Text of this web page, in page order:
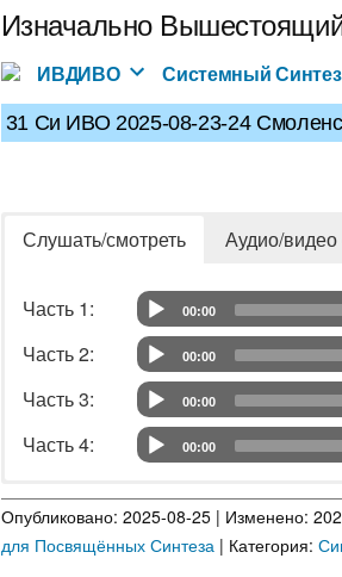
Перейти
к
содержимому
Изначально
ИВДИВО Системный Синтез
31 Си ИВО 2025-08-23-24
Слушать/смотреть Аудио/видео
Audio Player 00:00
Audio Player 00:00
Audio Player 00:00
Audio Player 00:00
Часть 1:Аудио
Часть 2:Аудио
Часть 3:Аудио
Опубликовано: 2025-08-25 | Изменено:
для Посвящённых Синтеза | Категория: